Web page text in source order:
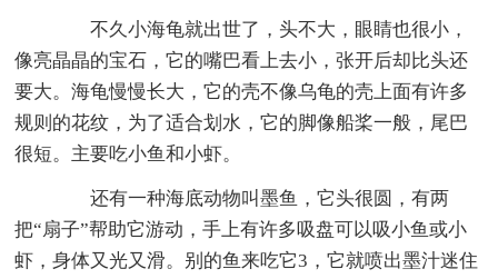
不久小海龟就出世了，头不大，眼睛也很小，
像亮晶晶的宝石，它的嘴巴看上去小，张开后却比头还
要大。海龟慢慢长大，它的壳不像乌龟的壳上面有许多
规则的花纹，为了适合划水，它的脚像船桨一般，尾巴
很短。主要吃小鱼和小虾。
还有一种海底动物叫墨鱼，它头很圆，有两
把“扇子”帮助它游动，手上有许多吸盘可以吸小鱼或小
虾，身体又光又滑。别的鱼来吃它3，它就喷出墨汁迷住